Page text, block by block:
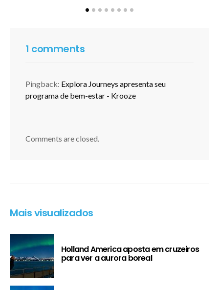
1 comments
Pingback: Explora Journeys apresenta seu
programa de bem-estar - Krooze
Comments are closed.
Mais visualizados
Holland America aposta em cruzeiros
para ver a aurora boreal